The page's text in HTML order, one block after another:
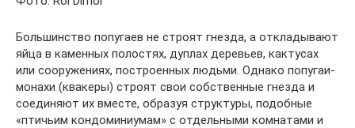
Большинство попугаев не строят гнезда, а откладывают
яйца в каменных полостях, дуплах деревьев, кактусах
или сооружениях, построенных людьми. Однако попугаи-
монахи (квакеры) строят свои собственные гнезда и
соединяют их вместе, образуя структуры, подобные
«птичьим кондоминиумам» с отдельными комнатами и